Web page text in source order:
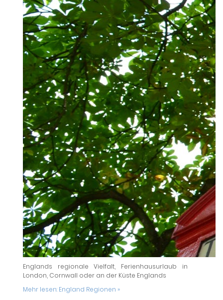
Englands regionale Vielfalt, Ferienhausurlaub in
London, Cornwall oder an der Küste Englands
Mehr lesen: England Regionen »